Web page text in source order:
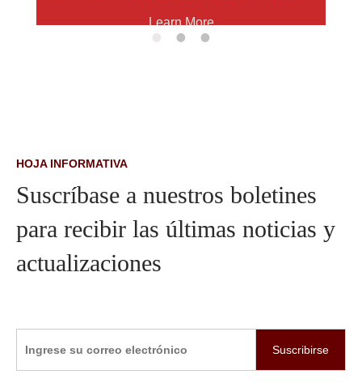
horas
Learn More
HOJA INFORMATIVA
Suscríbase a nuestros boletines
para recibir las últimas noticias y
actualizaciones
Suscribirse